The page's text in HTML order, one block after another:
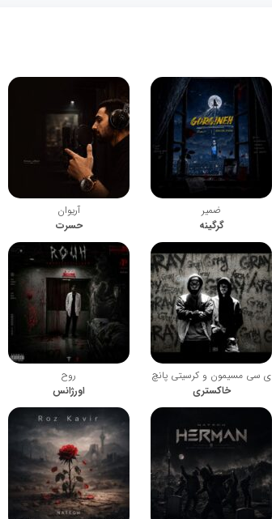
ضمیر
گرگینه
آریوان
حسرت
ی سی مسیمون و کرسیتی پانچ
خاکستری
روح
اورژانس